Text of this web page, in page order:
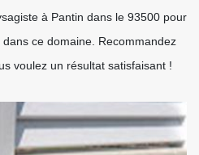
à Pantin dans le 93500 pour
ce domaine. Recommandez
voulez un résultat satisfaisant !